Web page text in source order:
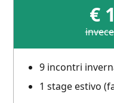
€
9 incontri
1 stage estivo